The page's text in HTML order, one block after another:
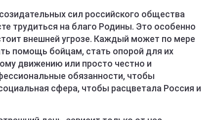
сил российского общества
трудиться на благо Родины. Это особенно
внешней угрозе. Каждый может по мере
помощь бойцам, стать опорой для их
движению или просто честно и
обязанности, чтобы
сфера, чтобы расцветала Россия и